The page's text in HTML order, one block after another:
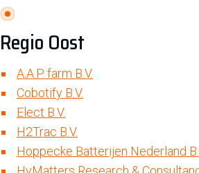
Regio Oost
A.A.P. farm B.V.
Cobotify B.V.
Elect B.V.
H2Trac B.V.
Hoppecke Batterijen Nederland